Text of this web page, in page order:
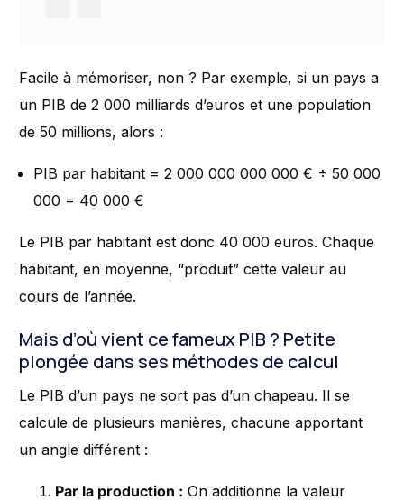
Facile à mémoriser, non ? Par exemple, si un pays a
un PIB de 2 000 milliards d’euros et une population
de 50 millions, alors :
PIB par habitant = 2 000 000 000 000 € ÷ 50 000
000 = 40 000 €
Le PIB par habitant est donc 40 000 euros. Chaque
habitant, en moyenne, “produit” cette valeur au
cours de l’année.
Mais d’où vient ce fameux PIB ? Petite
plongée dans ses méthodes de calcul
Le PIB d’un pays ne sort pas d’un chapeau. Il se
calcule de plusieurs manières, chacune apportant
un angle différent :
Par la production : On additionne la valeur